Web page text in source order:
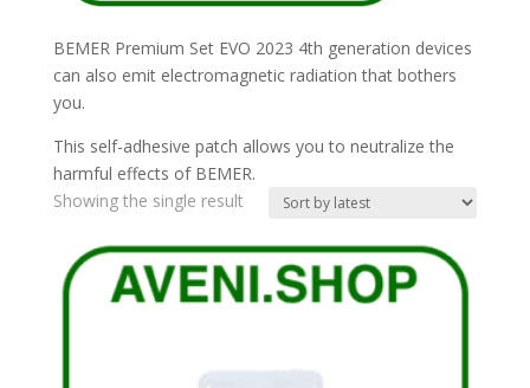
BEMER Premium Set EVO 2023 4th generation devices
can also emit electromagnetic radiation that bothers
you.
This self-adhesive patch allows you to neutralize the
harmful effects of BEMER.
Showing the single result